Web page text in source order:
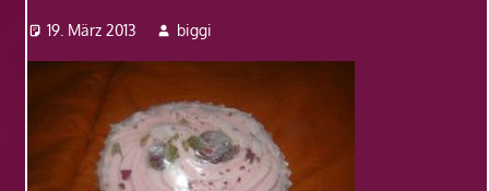
19. März 2013 biggi